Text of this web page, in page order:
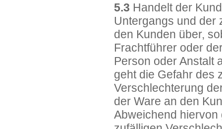
5.3 Handelt der
Untergangs und der
den Kunden über,
Frachtführer oder
Person oder Anstalt
geht die Gefahr des
Verschlechterung
der Ware an den
Abweichend